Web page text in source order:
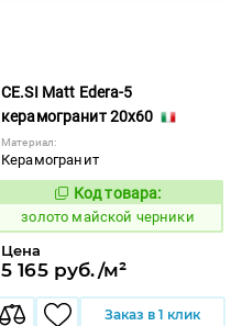
CE.SI Matt Edera-5
керамогранит 20x60
Материал:
Керамогранит
522119
Код товара:
золото майской черники
Цена
5 165 руб./м²
Заказ в 1 клик